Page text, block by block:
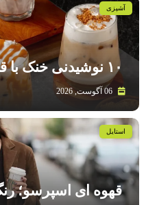
آشپزی
قهوه‌ ای اسپرسو؛
استایل